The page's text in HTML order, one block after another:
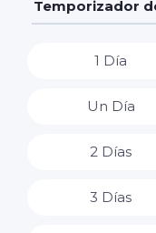
Temporizador
1 Día
Un Día
2 Días
3 Días